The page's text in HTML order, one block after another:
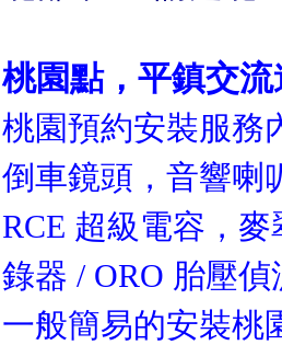
桃園點，平鎮交
桃園預約安裝服務
倒車鏡頭，音響喇
RCE 超級電容，
錄器 / ORO 胎壓
一般簡易的安裝桃